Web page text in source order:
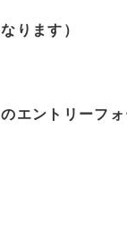
ります）
エントリーフォ